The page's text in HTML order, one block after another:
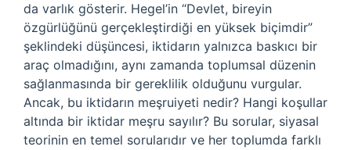
da varlık gösterir. Hegel’in “Devlet, bireyin
özgürlüğünü gerçekleştirdiği en yüksek biçimdir”
şeklindeki düşüncesi, iktidarın yalnızca baskıcı bir
araç olmadığını, aynı zamanda toplumsal düzenin
sağlanmasında bir gereklilik olduğunu vurgular.
Ancak, bu iktidarın meşruiyeti nedir? Hangi koşullar
altında bir iktidar meşru sayılır? Bu sorular, siyasal
teorinin en temel sorularıdır ve her toplumda farklı